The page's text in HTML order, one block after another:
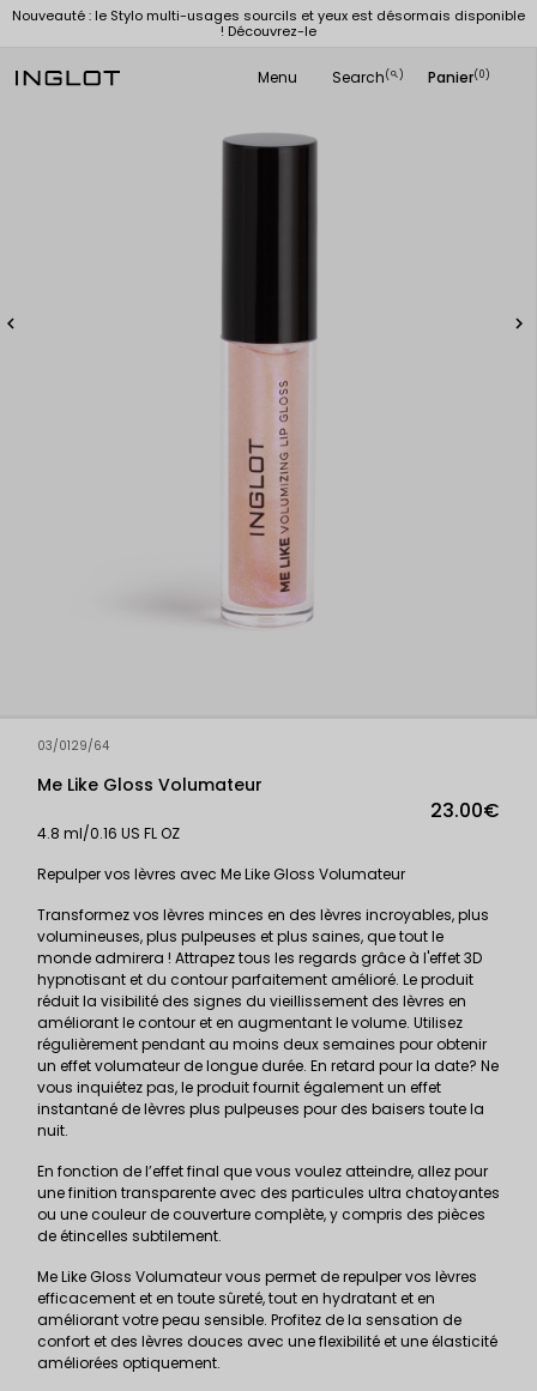
Nouveauté : le Stylo multi-usages sourcils et yeux est désormais disponible
! Découvrez-le
Menu Search(
search ) Panier(0)
 
03/0129/64
Me Like Gloss Volumateur
23.00€
4.8 ml/0.16 US FL OZ
Repulper vos lèvres avec Me Like Gloss Volumateur
Transformez vos lèvres minces en des lèvres incroyables, plus
volumineuses, plus pulpeuses et plus saines, que tout le
monde admirera ! Attrapez tous les regards grâce à l'effet 3D
hypnotisant et du contour parfaitement amélioré. Le produit
réduit la visibilité des signes du vieillissement des lèvres en
améliorant le contour et en augmentant le volume. Utilisez
régulièrement pendant au moins deux semaines pour obtenir
un effet volumateur de longue durée. En retard pour la date? Ne
vous inquiétez pas, le produit fournit également un effet
instantané de lèvres plus pulpeuses pour des baisers toute la
nuit.
En fonction de l’effet final que vous voulez atteindre, allez pour
une finition transparente avec des particules ultra chatoyantes
ou une couleur de couverture complète, y compris des pièces
de étincelles subtilement.
Me Like Gloss Volumateur vous permet de repulper vos lèvres
efficacement et en toute sûreté, tout en hydratant et en
améliorant votre peau sensible. Profitez de la sensation de
confort et des lèvres douces avec une flexibilité et une élasticité
améliorées optiquement.